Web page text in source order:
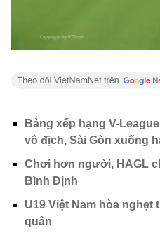
Bảng xếp hạng V-
vô địch, Sài Gòn xuống
Chơi hơn người, HAGL
Bình Định
U19 Việt Nam hòa nghẹt
quân